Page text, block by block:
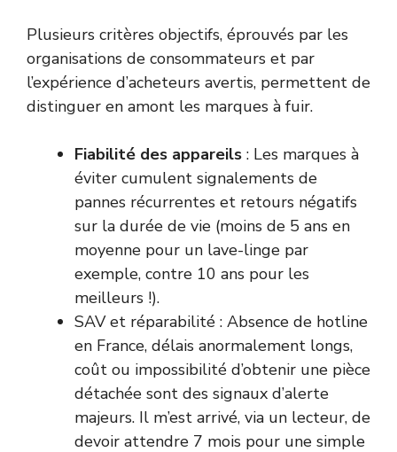
Plusieurs critères objectifs, éprouvés par les
organisations de consommateurs et par
l’expérience d’acheteurs avertis, permettent de
distinguer en amont les marques à fuir.
Fiabilité des appareils : Les marques à
éviter cumulent signalements de
pannes récurrentes et retours négatifs
sur la durée de vie (moins de 5 ans en
moyenne pour un lave-linge par
exemple, contre 10 ans pour les
meilleurs !).
SAV et réparabilité : Absence de hotline
en France, délais anormalement longs,
coût ou impossibilité d’obtenir une pièce
détachée sont des signaux d’alerte
majeurs. Il m’est arrivé, via un lecteur, de
devoir attendre 7 mois pour une simple